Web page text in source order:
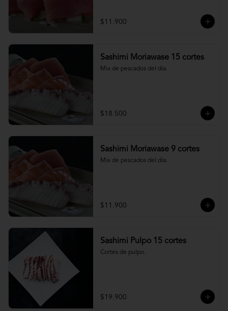
$11.900
Sashimi Moriawase 15 cortes
Mix de pescados del día.
$18.500
Sashimi Moriawase 9 cortes
Mix de pescados del día.
$11.900
Sashimi Pulpo 15 cortes
Cortes de pulpo.
$19.900